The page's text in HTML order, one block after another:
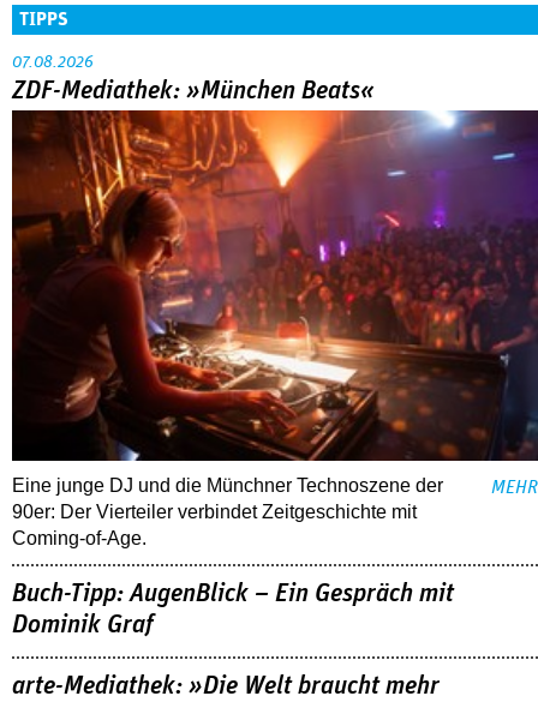
TIPPS
07.08.2026
ZDF-Mediathek: »München Beats«
Eine junge DJ und die Münchner Technoszene der
90er: Der Vierteiler verbindet Zeitgeschichte mit
Coming-of-Age.
MEHR
Buch-Tipp: AugenBlick – Ein Gespräch mit
Dominik Graf
arte-Mediathek: »Die Welt braucht mehr